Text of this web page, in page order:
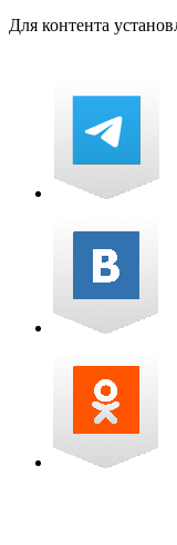
Для контента